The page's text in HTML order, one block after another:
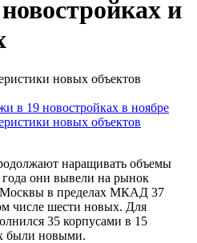
и
новых объектов
в 19 новостройках в ноябре
новых объектов
наращивать объемы
они вывели на рынок
Москвы в пределах МКАД 37
числе шести новых. Для
35 корпусами в 15
были новыми.